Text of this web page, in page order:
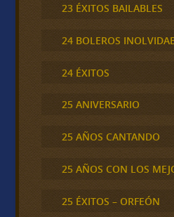
23 ÉXITOS BAILABLES
24 BOLEROS
24 ÉXITOS
25 ANIVERSARIO
25 AÑOS CANTANDO
25 AÑOS CON LOS
25 ÉXITOS – ORFEÓN